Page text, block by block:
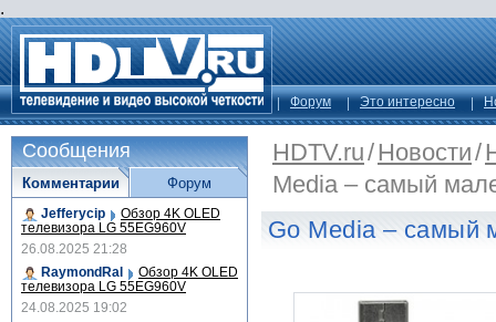
.
Форум Это интересно
HDTV.ru/Новости/
Media – самый
Go Media – самый
Сообщения
Комментарии
Jefferycip Обзор 4K OLED
телевизора LG 55EG960V
26.08.2025 21:28
RaymondRal
Обзор 4K OLED
телевизора LG 55EG960V
24.08.2025 19:02
Форум